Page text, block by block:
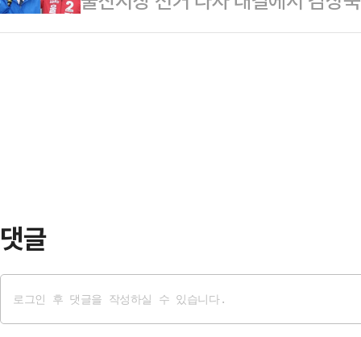
업은 유보됐다.이번 타…
데 대해 "본인이 (부산) 배신하고
후보가 오차범위 내 초접전 양상을
댓글